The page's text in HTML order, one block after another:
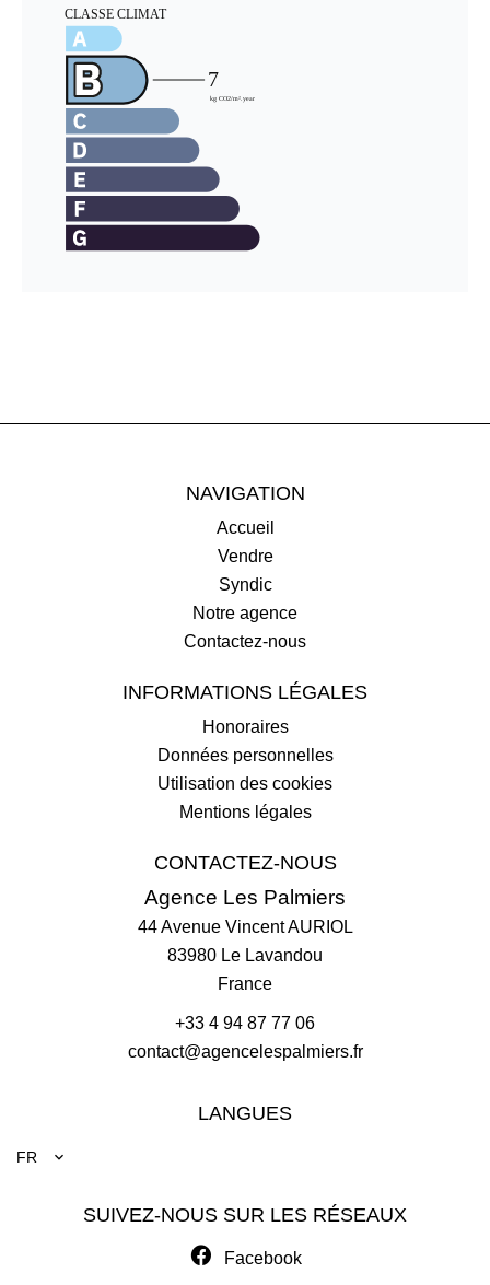
NAVIGATION
Accueil
Vendre
Syndic
Notre agence
Contactez-nous
INFORMATIONS LÉGALES
Honoraires
Données personnelles
Utilisation des cookies
Mentions légales
CONTACTEZ-NOUS
Agence Les Palmiers
44 Avenue Vincent AURIOL
83980 Le Lavandou
France
+33 4 94 87 77 06
contact@agencelespalmiers.fr
LANGUES
FR
SUIVEZ-NOUS SUR LES RÉSEAUX
Facebook